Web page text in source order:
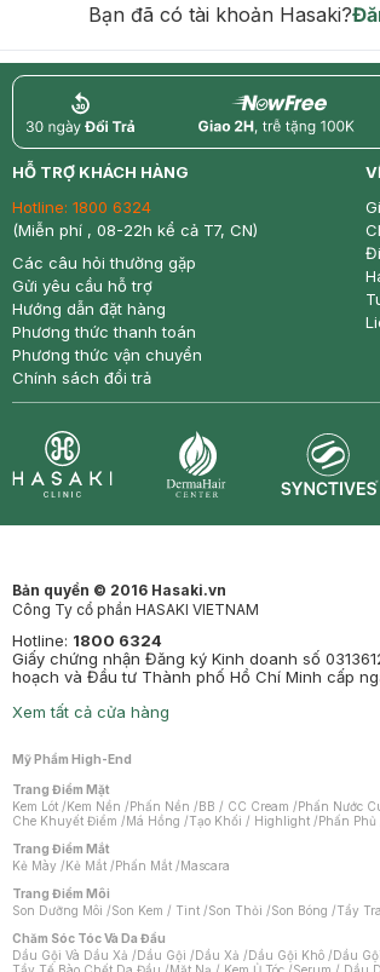
Bạn đã có tài khoản Hasaki?
return nowfree
HỖ TRỢ KHÁCH HÀNG
Hotline: 1800 6324
(Miễn phí , 08-22h kể cả T7, CN)
Các câu hỏi thường gặp
Gửi yêu cầu hỗ trợ
Hướng dẫn đặt hàng
Phương thức thanh toán
Phương thức vận chuyển
Chính sách đổi trả
Bản quyền © 2016 Hasaki.vn
Công Ty cổ phần HASAKI VIETNAM
Hotline: 1800 6324
Giấy chứng nhận Đăng ký Kinh doanh số
hoạch và Đầu tư Thành phố Hồ Chí Minh cấp
Xem tất cả cửa hàng
Mỹ Phẩm High-End
Trang Điểm Mặt
Kem Lót /Kem Nền /Phấn Nền /BB / CC Cream /Phấn Nước
Che Khuyết Điểm /Má Hồng /Tạo Khối / Highlight /Phấn Phủ
Trang Điểm Mắt
Kẻ Mày /Kẻ Mắt /Phấn Mắt /Mascara
Trang Điểm Môi
Son Dưỡng Môi /Son Kem / Tint /Son Thỏi /Son Bóng /Tẩy
Chăm Sóc Tóc Và Da Đầu
Dầu Gội Và Dầu Xả /Dầu Gội /Dầu Xả /Dầu Gội Khô /Dầu